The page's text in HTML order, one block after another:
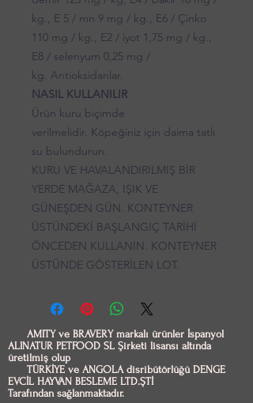
kg., E 5 / mn 9 mg / kg., E6 / Çinko
110 mg / kg., E2 / iyot 1,75 mg / kg.,
E8 / selenyum 0,25 mg /
kg. Antioksidanlar.
NASIL KULLANILIR
Ürün kuru biçimde
verilmelidir. Köpeğiniz için daima tatlı
su bulundurun.
KURU VE HAVALANDIRILMIŞ BİR
YERDE MAĞAZA, IŞIK VE
GÜNEŞDEN GÜN. KONTEYNER
ÜSTÜNDEKİ BAŞLANGIÇ TARİHİ
ÖNCEDEN KULLANIN. KONTEYNER
ÜSTÜNDE GÖSTERİLEN LOT.
AMITY ve BRAVERY markalı ürünler İspanyol
ALINATUR PETFOOD SL Şirketi lisansı altında
üretilmiş olup
TÜRKİYE ve ANGOLA disribütörlüğü DENGE
EVCİL HAYVAN BESLEME LTD.ŞTİ
Tarafından sağlanmaktadır.